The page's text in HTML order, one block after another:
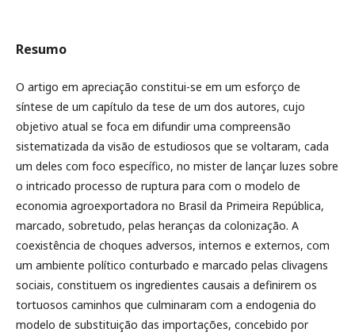
Resumo
O artigo em apreciação constitui-se em um esforço de
síntese de um capítulo da tese de um dos autores, cujo
objetivo atual se foca em difundir uma compreensão
sistematizada da visão de estudiosos que se voltaram, cada
um deles com foco específico, no mister de lançar luzes sobre
o intricado processo de ruptura para com o modelo de
economia agroexportadora no Brasil da Primeira República,
marcado, sobretudo, pelas heranças da colonização. A
coexistência de choques adversos, internos e externos, com
um ambiente político conturbado e marcado pelas clivagens
sociais, constituem os ingredientes causais a definirem os
tortuosos caminhos que culminaram com a endogenia do
modelo de substituição das importações, concebido por